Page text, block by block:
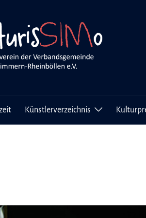
Künstlerverzeichnis